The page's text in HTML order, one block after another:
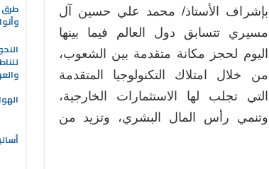
بإشراف الأستاذ/ محمد علي حسين آل
مسيري تتسابق دول العالم فيما بينها
اليوم لحجز مكانة متقدمة بين الشعوب،
من خلال امتلاك التكنولوجيا المتقدمة
التي تجلب لها الاستثمارات الخارجية،
وتنمي رأس المال البشري، وتزيد من
طرق